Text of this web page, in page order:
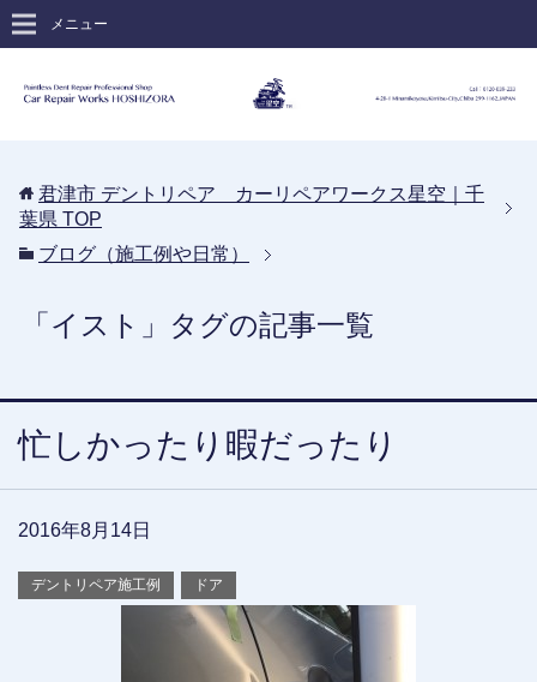
メニュー
君津市 デントリペア カーリペアワークス星空｜千
葉県 TOP
ブログ（施工例や日常）
「イスト」タグの記事一覧
忙しかったり暇だったり
2016年8月14日
デントリペア施工例 ドア